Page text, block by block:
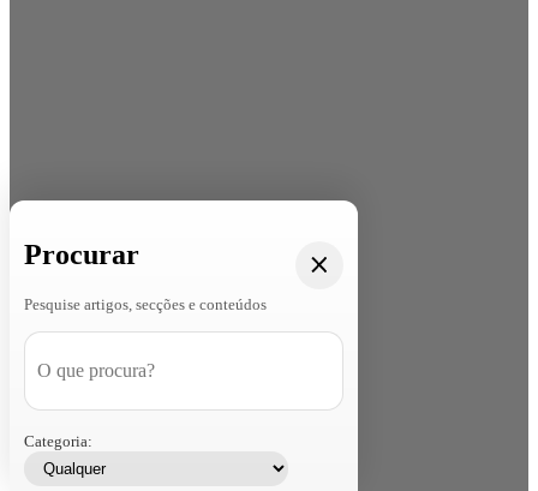
Procurar
Pesquise artigos, secções e conteúdos
Categoria: